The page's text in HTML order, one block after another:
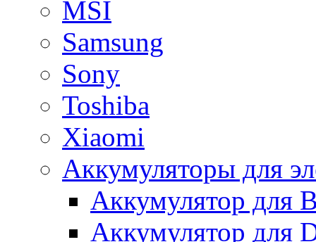
MSI
Samsung
Sony
Toshiba
Xiaomi
Аккумуляторы для
Аккумулятор для
Аккумулятор для